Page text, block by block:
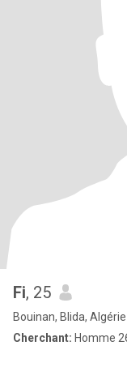
Fi, 25
Bouinan, Blida, Algérie
Cherchant: Homme